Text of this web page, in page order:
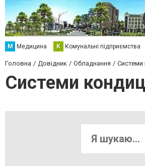
М Медицина К Комунальні підприємства
Головна Довідник Обладнання Системи
Системи